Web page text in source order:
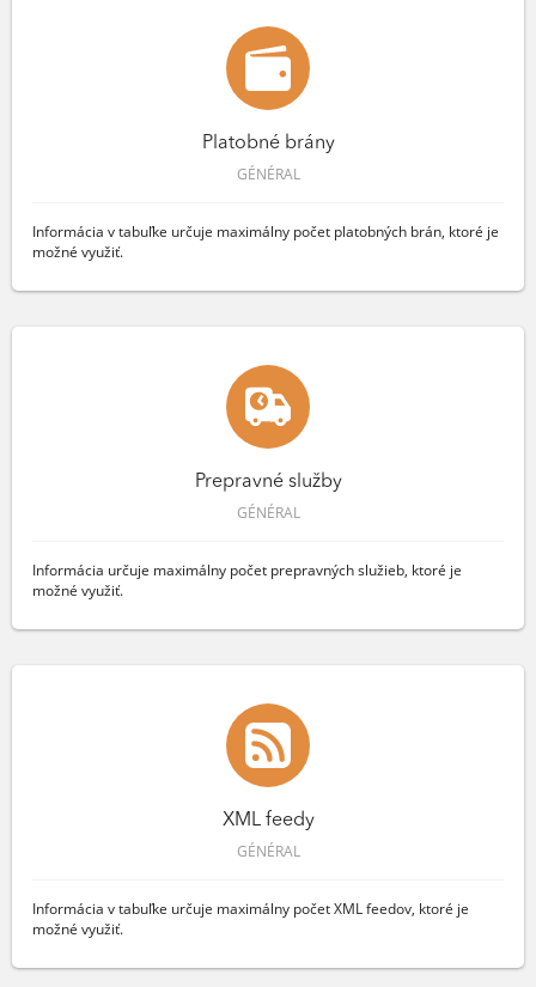
Platobné brány
GÉNÉRAL
Informácia v tabuľke určuje maximálny počet platobných brán, ktoré je
možné využiť.
Prepravné služby
GÉNÉRAL
Informácia určuje maximálny počet prepravných služieb, ktoré je
možné využiť.
XML feedy
GÉNÉRAL
Informácia v tabuľke určuje maximálny počet XML feedov, ktoré je
možné využiť.